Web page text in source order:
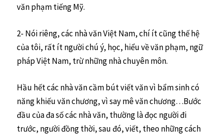
văn phạm tiếng Mỹ.
2- Nói riêng, các nhà văn Việt Nam, chí ít cũng thế hệ
của tôi, rất ít người chú ý, học, hiểu về văn phạm, ngữ
pháp Việt Nam, trừ những nhà chuyên môn.
Hầu hết các nhà văn cầm bút viết văn vì bẩm sinh có
năng khiếu văn chương, vì say mê văn chương…Bước
đầu của đa số các nhà văn, thường là đọc người đi
trước, người đồng thời, sau đó, viết, theo những cách